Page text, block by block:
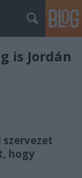
is Jordán
hogy